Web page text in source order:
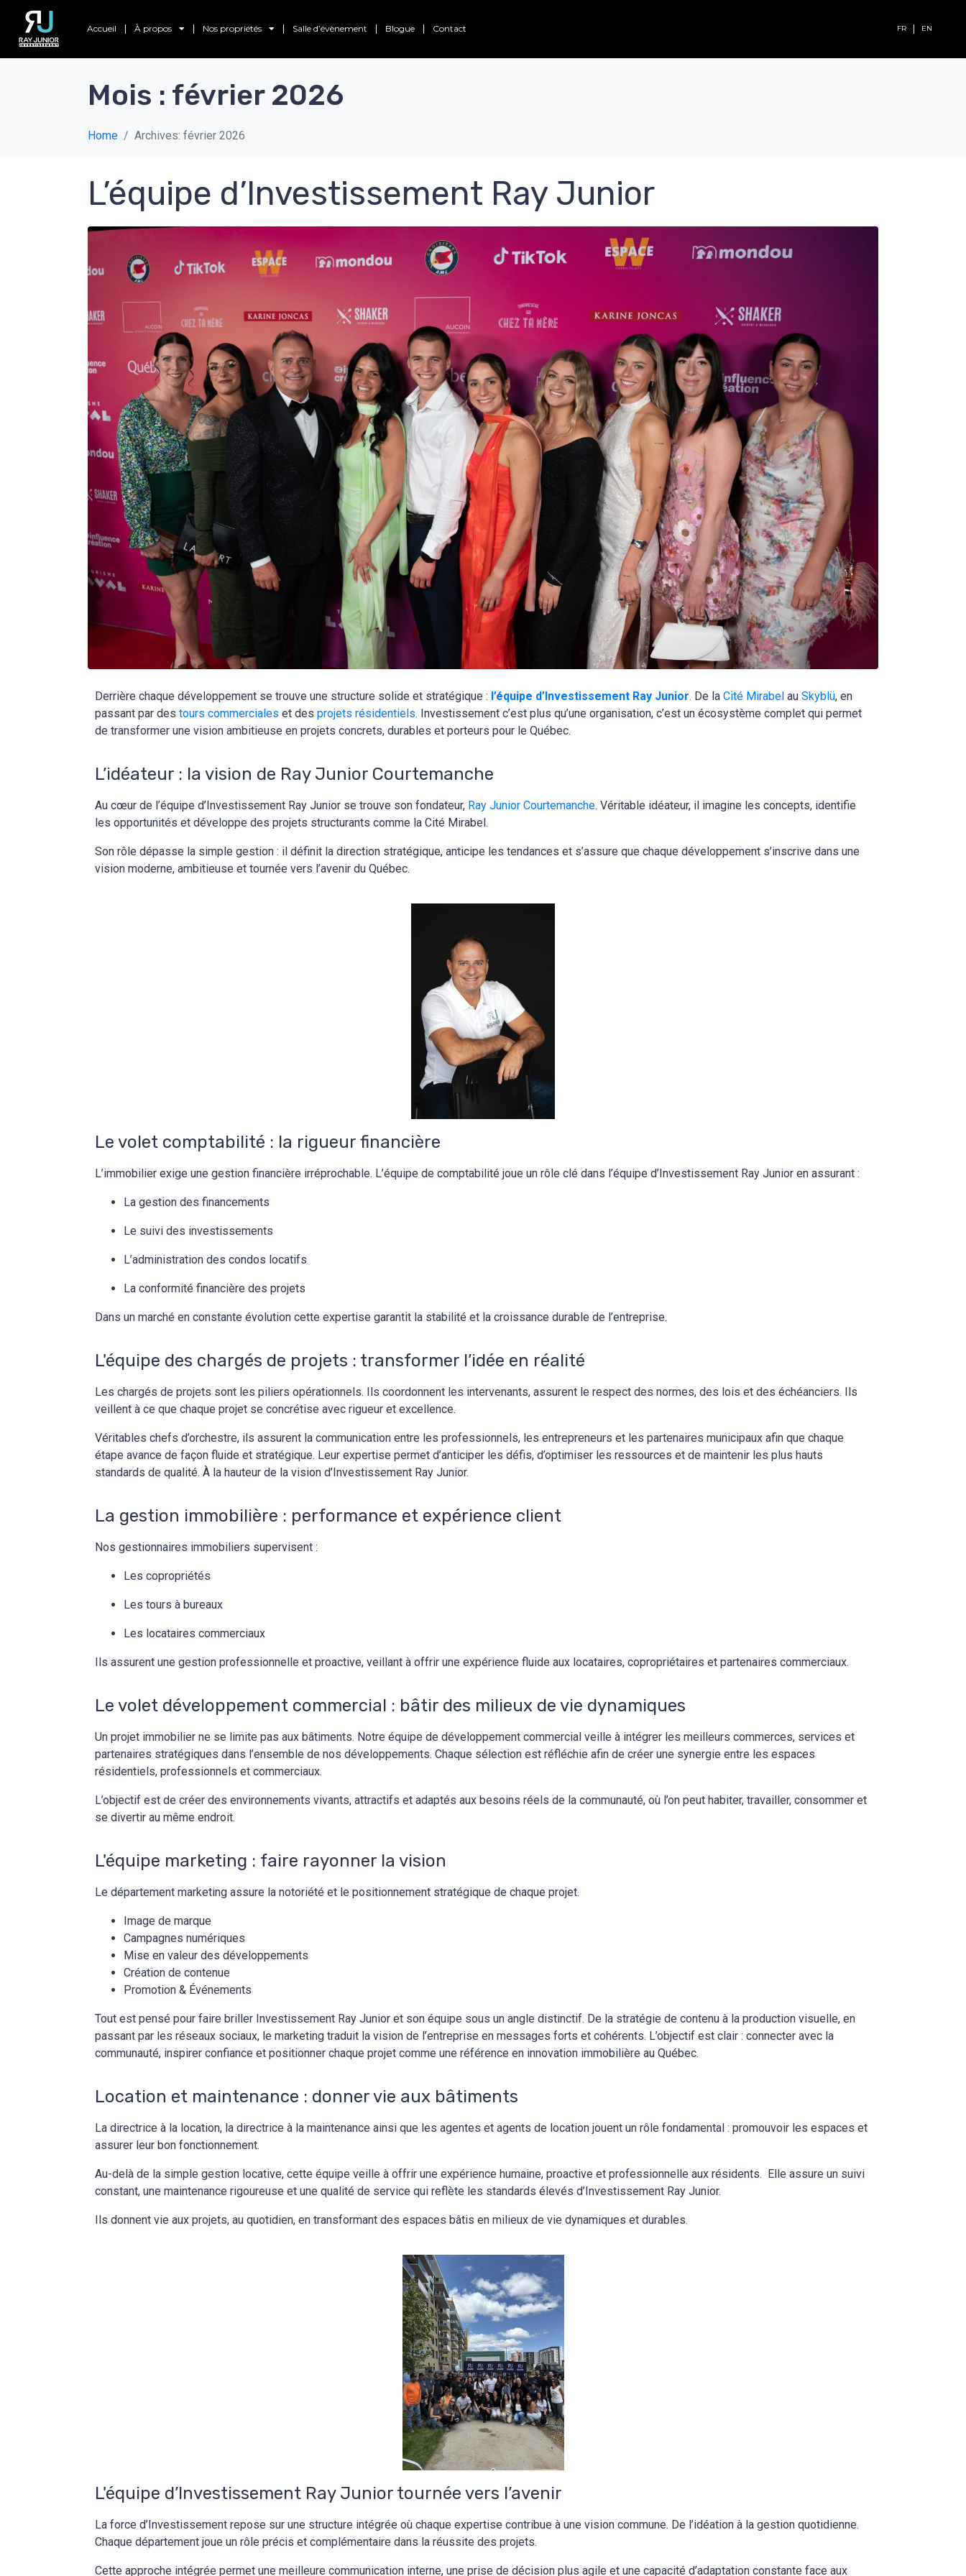
Accueil À propos Nos propriétés Salle d’évènement Blogue Contact FR EN
Mois : février 2026
Home Archives: février 2026
L’équipe d’Investissement Ray Junior
Derrière chaque développement se trouve une structure solide et stratégique : l’équipe d’Investissement Ray Junior. De la Cité Mirabel au Skyblü, en
passant par des tours commerciales et des projets résidentiels. Investissement c’est plus qu’une organisation, c’est un écosystème complet qui permet
de transformer une vision ambitieuse en projets concrets, durables et porteurs pour le Québec.
L’idéateur : la vision de Ray Junior Courtemanche
Au cœur de l’équipe d’Investissement Ray Junior se trouve son fondateur, Ray Junior Courtemanche. Véritable idéateur, il imagine les concepts, identifie
les opportunités et développe des projets structurants comme la Cité Mirabel.
Son rôle dépasse la simple gestion : il définit la direction stratégique, anticipe les tendances et s’assure que chaque développement s’inscrive dans une
vision moderne, ambitieuse et tournée vers l’avenir du Québec.
Le volet comptabilité : la rigueur financière
L’immobilier exige une gestion financière irréprochable. L’équipe de comptabilité joue un rôle clé dans l’équipe d’Investissement Ray Junior en assurant :
La gestion des financements
Le suivi des investissements
L’administration des condos locatifs
La conformité financière des projets
Dans un marché en constante évolution cette expertise garantit la stabilité et la croissance durable de l’entreprise.
L'équipe des chargés de projets : transformer l’idée en réalité
Les chargés de projets sont les piliers opérationnels. Ils coordonnent les intervenants, assurent le respect des normes, des lois et des échéanciers. Ils
veillent à ce que chaque projet se concrétise avec rigueur et excellence.
Véritables chefs d’orchestre, ils assurent la communication entre les professionnels, les entrepreneurs et les partenaires municipaux afin que chaque
étape avance de façon fluide et stratégique. Leur expertise permet d’anticiper les défis, d’optimiser les ressources et de maintenir les plus hauts
standards de qualité. À la hauteur de la vision d’Investissement Ray Junior.
La gestion immobilière : performance et expérience client
Nos gestionnaires immobiliers supervisent :
Les copropriétés
Les tours à bureaux
Les locataires commerciaux
Ils assurent une gestion professionnelle et proactive, veillant à offrir une expérience fluide aux locataires, copropriétaires et partenaires commerciaux.
Le volet développement commercial : bâtir des milieux de vie dynamiques
Un projet immobilier ne se limite pas aux bâtiments. Notre équipe de développement commercial veille à intégrer les meilleurs commerces, services et
partenaires stratégiques dans l’ensemble de nos développements. Chaque sélection est réfléchie afin de créer une synergie entre les espaces
résidentiels, professionnels et commerciaux.
L’objectif est de créer des environnements vivants, attractifs et adaptés aux besoins réels de la communauté, où l’on peut habiter, travailler, consommer et
se divertir au même endroit.
L'équipe marketing : faire rayonner la vision
Le département marketing assure la notoriété et le positionnement stratégique de chaque projet.
Image de marque
Campagnes numériques
Mise en valeur des développements
Création de contenue
Promotion & Événements
Tout est pensé pour faire briller Investissement Ray Junior et son équipe sous un angle distinctif. De la stratégie de contenu à la production visuelle, en
passant par les réseaux sociaux, le marketing traduit la vision de l’entreprise en messages forts et cohérents. L’objectif est clair : connecter avec la
communauté, inspirer confiance et positionner chaque projet comme une référence en innovation immobilière au Québec.
Location et maintenance : donner vie aux bâtiments
La directrice à la location, la directrice à la maintenance ainsi que les agentes et agents de location jouent un rôle fondamental : promouvoir les espaces et
assurer leur bon fonctionnement.
Au-delà de la simple gestion locative, cette équipe veille à offrir une expérience humaine, proactive et professionnelle aux résidents. Elle assure un suivi
constant, une maintenance rigoureuse et une qualité de service qui reflète les standards élevés d’Investissement Ray Junior.
Ils donnent vie aux projets, au quotidien, en transformant des espaces bâtis en milieux de vie dynamiques et durables.
L'équipe d’Investissement Ray Junior tournée vers l’avenir
La force d’Investissement repose sur une structure intégrée où chaque expertise contribue à une vision commune. De l’idéation à la gestion quotidienne.
Chaque département joue un rôle précis et complémentaire dans la réussite des projets.
Cette approche intégrée permet une meilleure communication interne, une prise de décision plus agile et une capacité d’adaptation constante face aux